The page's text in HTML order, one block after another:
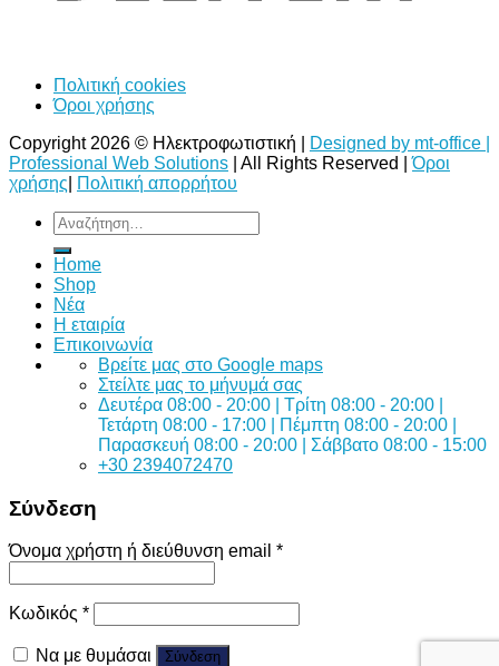
Πολιτική cookies
Όροι χρήσης
Copyright 2026 © Ηλεκτροφωτιστική |
Designed by mt-office |
Professional Web Solutions | All Rights Reserved |Όροι
χρήσης
Πολιτική απορρήτου
Αναζήτηση
για:
Home
Shop
Νέα
Η εταιρία
Επικοινωνία
Bρείτε μας στο Google maps
Στείλτε μας το μήνυμά σας
Δευτέρα 08:00 - 20:00 | Τρίτη 08:00 - 20:00 |
Τετάρτη 08:00 - 17:00 | Πέμπτη 08:00 - 20:00 |
Παρασκευή 08:00 - 20:00 | Σάββατο 08:00 - 15:00
+30 2394072470
Σύνδεση
Όνομα χρήστη ή διεύθυνση email *
Κωδικός *
Να με θυμάσαι Σύνδεση